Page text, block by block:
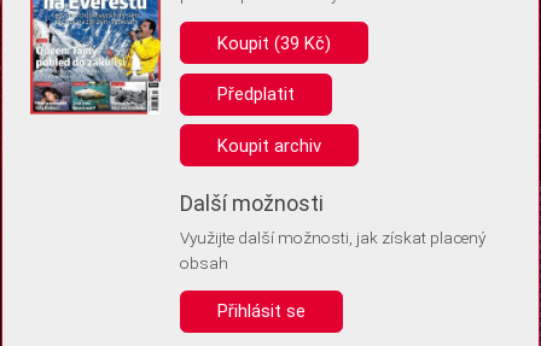
Pro základní fungování webu nepotřebujeme ukládat žádné informace
(tzv. cookies apod.). Rádi bychom vás ale požádali o souhlas s
uložením volitelných informací:
Anonymní unikátní ID
Díky němu příště poznáme, že se jedná o stejné zařízení, a
Identifikátor je zcela anonymní.
Vaše souhlasy a odmítnutí si ukládáme do vašeho zařízení, abychom se
vás už příště znovu neptali. Můžete je kdykoli později upravit ve Správě
Koupit (39 Kč)
Předplatit
Koupit archiv
Další možnosti
Využijte další možnosti, jak získat placený
obsah
Přihlásit se